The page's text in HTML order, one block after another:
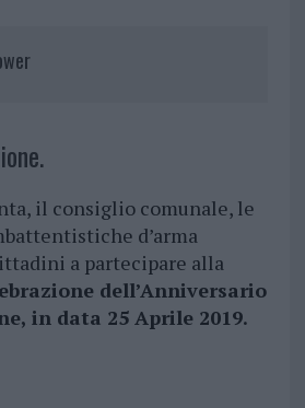
il consiglio comunale, le
d’arma
a partecipare alla
dell’Anniversario
in data 25 Aprile 2019.